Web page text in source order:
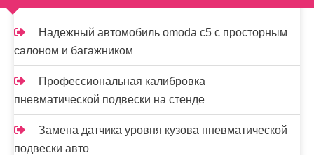
Надежный автомобиль omoda с5 с просторным
салоном и багажником
Профессиональная калибровка
пневматической подвески на стенде
Замена датчика уровня кузова пневматической
подвески авто